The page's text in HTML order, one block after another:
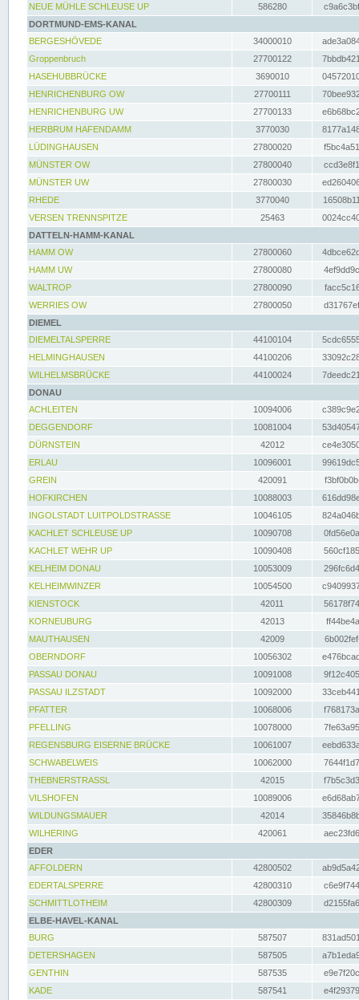
NEUE MÜHLE SCHLEUSE UP
586280
DORTMUND-EMS-KANAL
BERGESHÖVEDE
34000010
Groppenbruch
27700122
HASEHUBBRÜCKE
3690010
HENRICHENBURG OW
27700111
HENRICHENBURG UW
27700133
HERBRUM HAFENDAMM
3770030
LÜDINGHAUSEN
27800020
MÜNSTER OW
27800040
MÜNSTER UW
27800030
RHEDE
3770040
VERSEN TRENNSPITZE
25463
DATTELN-HAMM-KANAL
HAMM OW
27800060
HAMM UW
27800080
WALTROP
27800090
WERRIES OW
27800050
DIEMEL
DIEMELTALSPERRE
44100104
HELMINGHAUSEN
44100206
WILHELMSBRÜCKE
44100024
DONAU
ACHLEITEN
10094006
DEGGENDORF
10081004
DÜRNSTEIN
42012
ERLAU
10096001
GREIN
420091
HOFKIRCHEN
10088003
INGOLSTADT LUITPOLDSTRASSE
10046105
KACHLET SCHLEUSE UP
10090708
KACHLET WEHR UP
10090408
KELHEIM DONAU
10053009
KELHEIMWINZER
10054500
KIENSTOCK
42011
KORNEUBURG
42013
MAUTHAUSEN
42009
OBERNDORF
10056302
PASSAU DONAU
10091008
PASSAU ILZSTADT
10092000
PFATTER
10068006
PFELLING
10078000
REGENSBURG EISERNE BRÜCKE
10061007
SCHWABELWEIS
10062000
THEBNERSTRASSL
42015
VILSHOFEN
10089006
WILDUNGSMAUER
42014
WILHERING
420061
EDER
AFFOLDERN
42800502
EDERTALSPERRE
42800310
SCHMITTLOTHEIM
42800309
ELBE-HAVEL-KANAL
BURG
587507
DETERSHAGEN
587505
GENTHIN
587535
KADE
587541